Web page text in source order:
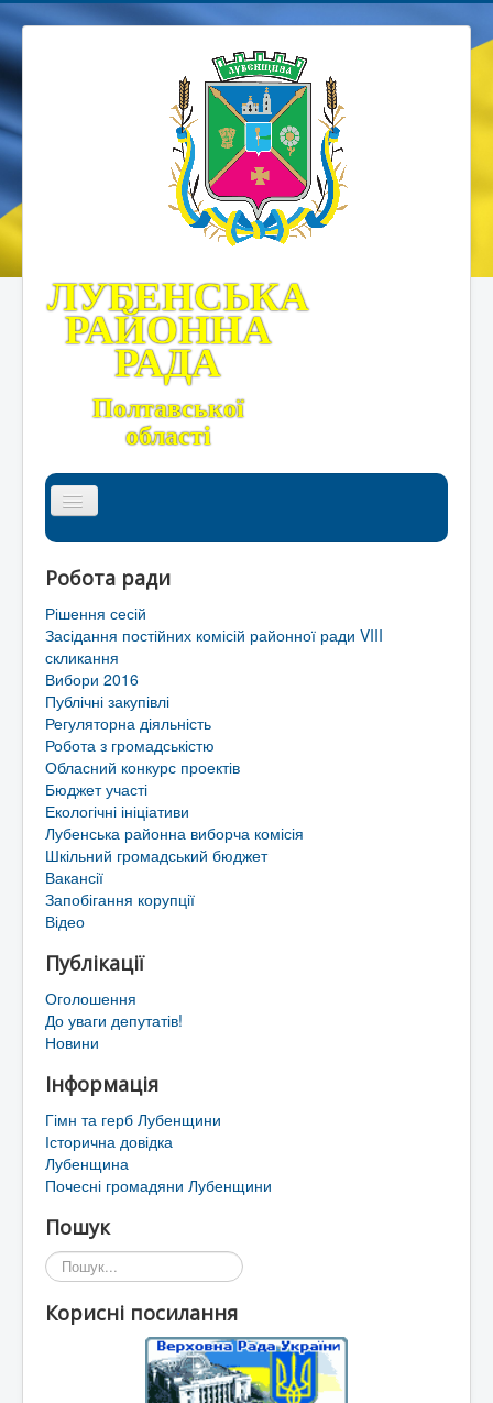
ЛУБЕНСЬКА
РАЙОННА
РАДА
Полтавської
області
Районна рада
Мапа сайту
Контакти
Територіальні громади Лубенського району
Робота ради
Рішення сесій
Засідання постійних комісій районної ради VIII
скликання
Вибори 2016
Публічні закупівлі
Регуляторна діяльність
Робота з громадськістю
Обласний конкурс проектів
Бюджет участі
Екологічні ініціативи
Лубенська районна виборча комісія
Шкільний громадський бюджет
Вакансії
Запобігання корупції
Відео
Публікації
Оголошення
До уваги депутатів!
Новини
Інформація
Гімн та герб Лубенщини
Історична довідка
Лубенщина
Почесні громадяни Лубенщини
Пошук
Пошук...
Корисні посилання